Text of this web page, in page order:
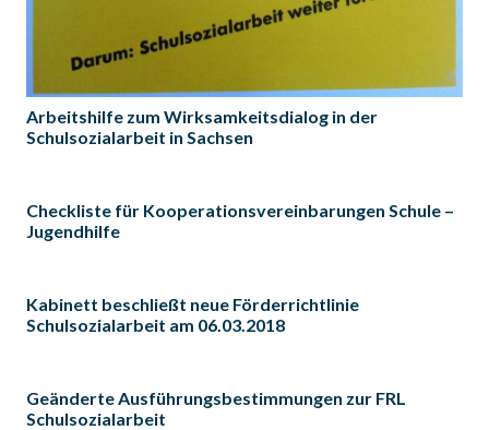
Arbeitshilfe zum Wirksamkeitsdialog in der
Schulsozialarbeit in Sachsen
Checkliste für Kooperationsvereinbarungen Schule –
Jugendhilfe
Kabinett beschließt neue Förderrichtlinie
Schulsozialarbeit am 06.03.2018
Geänderte Ausführungsbestimmungen zur FRL
Schulsozialarbeit